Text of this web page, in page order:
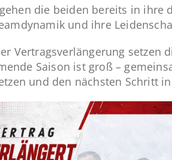
die beiden bereits in ihre
und ihre
Vertragsverlängerung setzen
Saison ist groß –
und den nächsten Schritt